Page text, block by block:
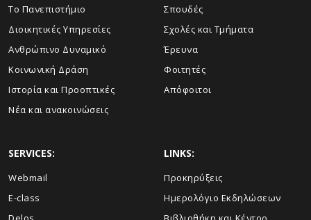
Το Πανεπιστήμιο
Διοικητικές Υπηρεσίες
Ανθρώπινο Δυναμικό
Κοινωνική Δράση
Ιστορία και Προοπτικές
Νέα και ανακοινώσεις
Σπουδές
Σχολές και Τμήματα
Έρευνα
Φοιτητές
Απόφοιτοι
SERVICES:
Webmail
E-class
LINKS:
Προκηρύξεις
Ημερολόγιο Εκδηλώσεων